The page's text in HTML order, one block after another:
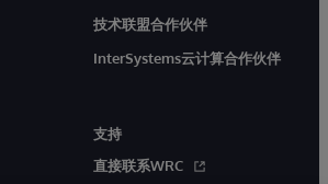
技术联盟合作伙伴
InterSystems云计算合作伙伴
支持
直接联系WRC